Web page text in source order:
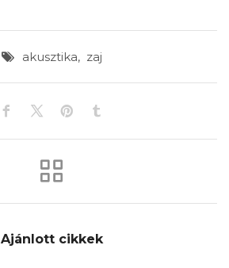
akusztika, zaj
Ajánlott cikkek